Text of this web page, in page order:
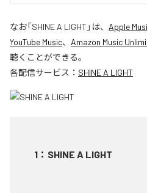
なお「SHINE A LIGHT 」は、 Apple
YouTube Music、 Amazon Music
聴くことができる。
各配信サービス： SHINE A LIGHT
1 ： SHINE A LIGHT